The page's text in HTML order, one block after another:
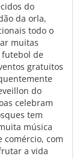
do
da orla,
todo o
muitas
futebol de
gratuitos
do
celebram
tem
música
comércio, com
a vida